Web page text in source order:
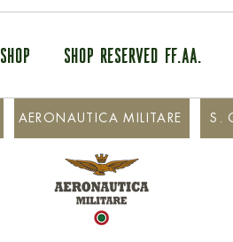
SHOP SHOP RESERVED FF.AA.
S.
AERONAUTICA MILITARE